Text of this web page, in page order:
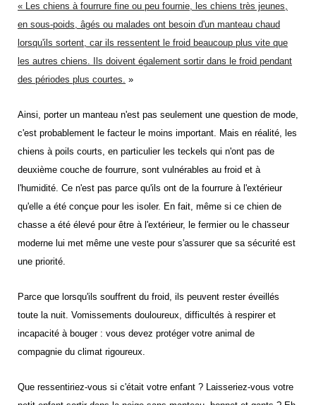
« Les chiens à fourrure fine ou peu fournie, les chiens très jeunes,
en sous-poids, âgés ou malades ont besoin d'un manteau chaud
lorsqu'ils sortent, car ils ressentent le froid beaucoup plus vite que
les autres chiens. Ils doivent également sortir dans le froid pendant
des périodes plus courtes. »
Ainsi, porter un manteau n'est pas seulement une question de mode,
c'est probablement le facteur le moins important. Mais en réalité, les
chiens à poils courts, en particulier les teckels qui n'ont pas de
deuxième couche de fourrure, sont vulnérables au froid et à
l'humidité. Ce n'est pas parce qu'ils ont de la fourrure à l'extérieur
qu'elle a été conçue pour les isoler. En fait, même si ce chien de
chasse a été élevé pour être à l'extérieur, le fermier ou le chasseur
moderne lui met même une veste pour s'assurer que sa sécurité est
une priorité.
Parce que lorsqu'ils souffrent du froid, ils peuvent rester éveillés
toute la nuit. Vomissements douloureux, difficultés à respirer et
incapacité à bouger : vous devez protéger votre animal de
compagnie du climat rigoureux.
Que ressentiriez-vous si c'était votre enfant ? Laisseriez-vous votre